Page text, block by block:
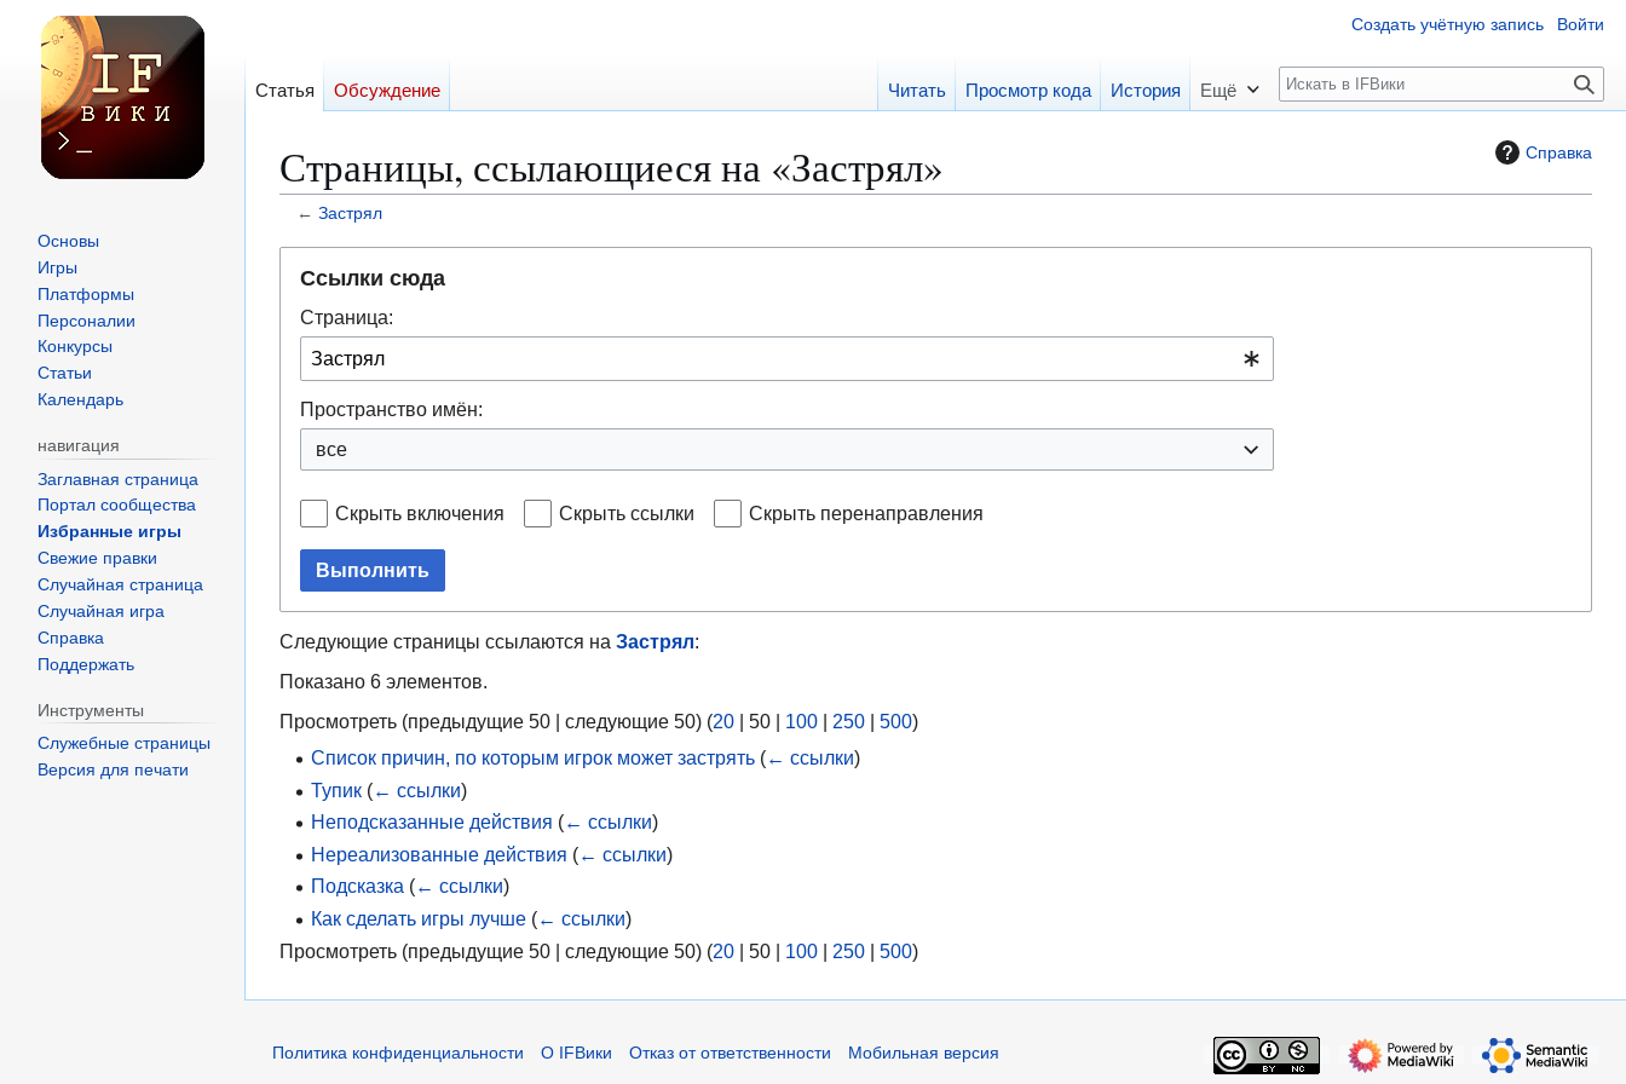
Справка
Страницы, ссылающиеся на «Застрял»
← Застрял
навигации
поиску
Ссылки сюда
Страница:
Пространство имён:
все
Скрыть включения Скрыть ссылки Скрыть перенаправления
Выполнить
Следующие страницы ссылаются на Застрял:
Показано 6 элементов.
Просмотреть (предыдущие 50| следующие 50) (20| 50| 100| 250| 500)
Список причин, по которым игрок может застрять (← ссылки)
Тупик (← ссылки)
Неподсказанные действия (← ссылки)
Нереализованные действия (← ссылки)
Подсказка (← ссылки)
Как сделать игры лучше (← ссылки)
Просмотреть (предыдущие 50| следующие 50) (20| 50| 100| 250| 500)
Создать учётную запись Войти
Статья Обсуждение Читать Просмотр кода История Ещё
П
о
к
Основы
Игры
Платформы
Персоналии
Конкурсы
Статьи
Календарь
навигация
Заглавная страница
Портал сообщества
Избранные игры
Свежие правки
Случайная страница
Случайная игра
Справка
Поддержать
Инструменты
Служебные страницы
Версия для печати
Политика конфиденциальности О IFВики Отказ от ответственности Мобильная версия